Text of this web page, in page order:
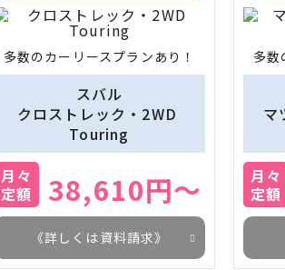
多数のカーリースプランあり！
スバル
クロストレック・2WD
Touring
月々
定額
38,610円～
《詳しくは資料請求》
多数
マ
月々
定額